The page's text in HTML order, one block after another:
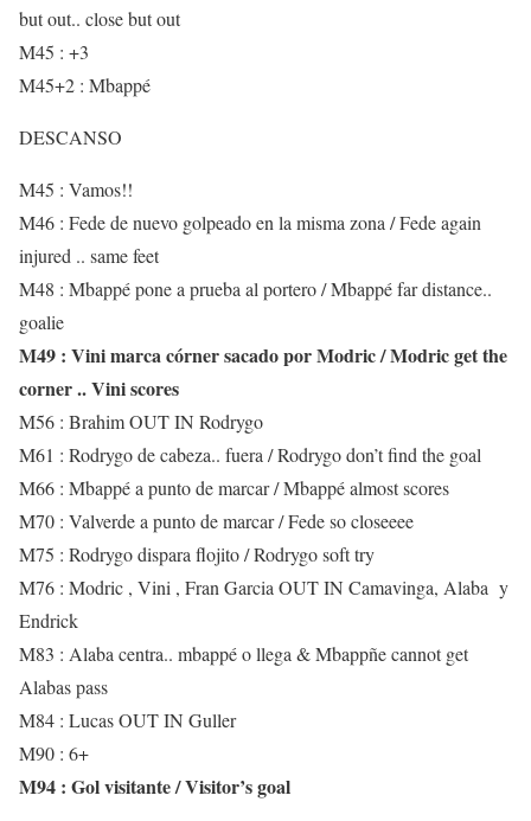
but out.. close but out
M45 : +3
M45+2 : Mbappé
DESCANSO
M45 : Vamos!!
M46 : Fede de nuevo golpeado en la misma zona / Fede again
injured .. same feet
M48 : Mbappé pone a prueba al portero / Mbappé far distance..
goalie
M49 : Vini marca córner sacado por Modric / Modric get the
corner .. Vini scores
M56 : Brahim OUT IN Rodrygo
M61 : Rodrygo de cabeza.. fuera / Rodrygo don’t find the goal
M66 : Mbappé a punto de marcar / Mbappé almost scores
M70 : Valverde a punto de marcar / Fede so closeeee
M75 : Rodrygo dispara flojito / Rodrygo soft try
M76 : Modric , Vini , Fran Garcia OUT IN Camavinga, Alaba y
Endrick
M83 : Alaba centra.. mbappé o llega & Mbappñe cannot get
Alabas pass
M84 : Lucas OUT IN Guller
M90 : 6+
M94 : Gol visitante / Visitor’s goal